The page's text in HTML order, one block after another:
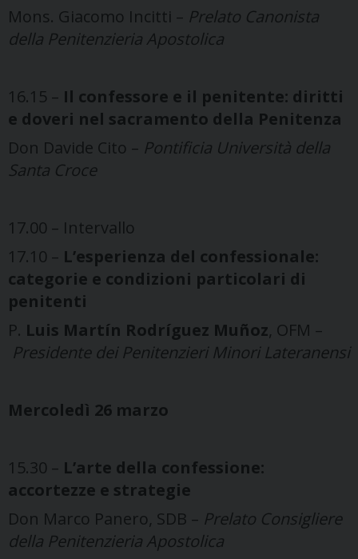
Mons. Giacomo Incitti – Prelato Canonista
della Penitenzieria Apostolica
16.15 – Il confessore e il penitente: diritti
e doveri nel sacramento della Penitenza
Don Davide Cito – Pontificia Università della
Santa Croce
17.00 – Intervallo
17.10 – L’esperienza del confessionale:
categorie e condizioni particolari di
penitenti
P. Luis Martín Rodríguez Muñoz, OFM –
Presidente dei Penitenzieri Minori Lateranensi
Mercoledì 26 marzo
15.30 – L’arte della confessione:
accortezze e strategie
Don Marco Panero, SDB – Prelato Consigliere
della Penitenzieria Apostolica